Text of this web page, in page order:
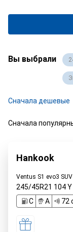
Вы выбрали
Сначала дешевые
Сначала
Hankook
Ventus S1 evo3
245/45R21 104Y
C
A 72